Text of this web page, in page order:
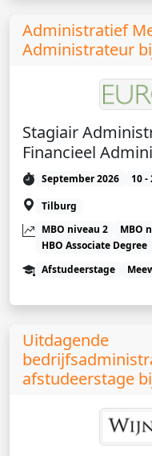
Administratief
Administrateur
Stagiair
Financieel
September 2026 10 -
Tilburg
MBO niveau 2
MBO
HBO Associate Degree
Afstudeerstage
Uitdagende
afstudeerstage